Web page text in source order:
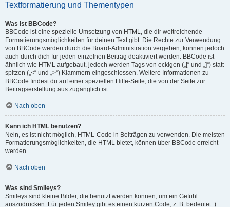
Textformatierung und Thementypen
Was ist BBCode?
BBCode ist eine spezielle Umsetzung von HTML, die dir weitreichende
Formatierungsmöglichkeiten für deinen Text gibt. Die Rechte zur Verwendung
von BBCode werden durch die Board-Administration vergeben, können jedoch
auch durch dich für jeden einzelnen Beitrag deaktiviert werden. BBCode ist
ähnlich wie HTML aufgebaut, jedoch werden Tags von eckigen („[“ und „]“) statt
spitzen („<“ und „>“) Klammern eingeschlossen. Weitere Informationen zu
BBCode findest du auf einer speziellen Hilfe-Seite, die von der Seite zur
Beitragserstellung aus zugänglich ist.
Nach oben
Kann ich HTML benutzen?
Nein, es ist nicht möglich, HTML-Code in Beiträgen zu verwenden. Die meisten
Formatierungsmöglichkeiten, die HTML bietet, können über BBCode erreicht
werden.
Nach oben
Was sind Smileys?
Smileys sind kleine Bilder, die benutzt werden können, um ein Gefühl
auszudrücken. Für jeden Smiley gibt es einen kurzen Code, z. B. bedeutet :)